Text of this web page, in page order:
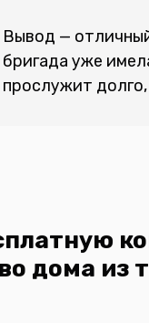
Вывод —
бригада уже
прослужит
дома из